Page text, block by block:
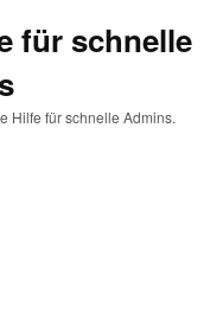
für schnelle
Hilfe für schnelle Admins.